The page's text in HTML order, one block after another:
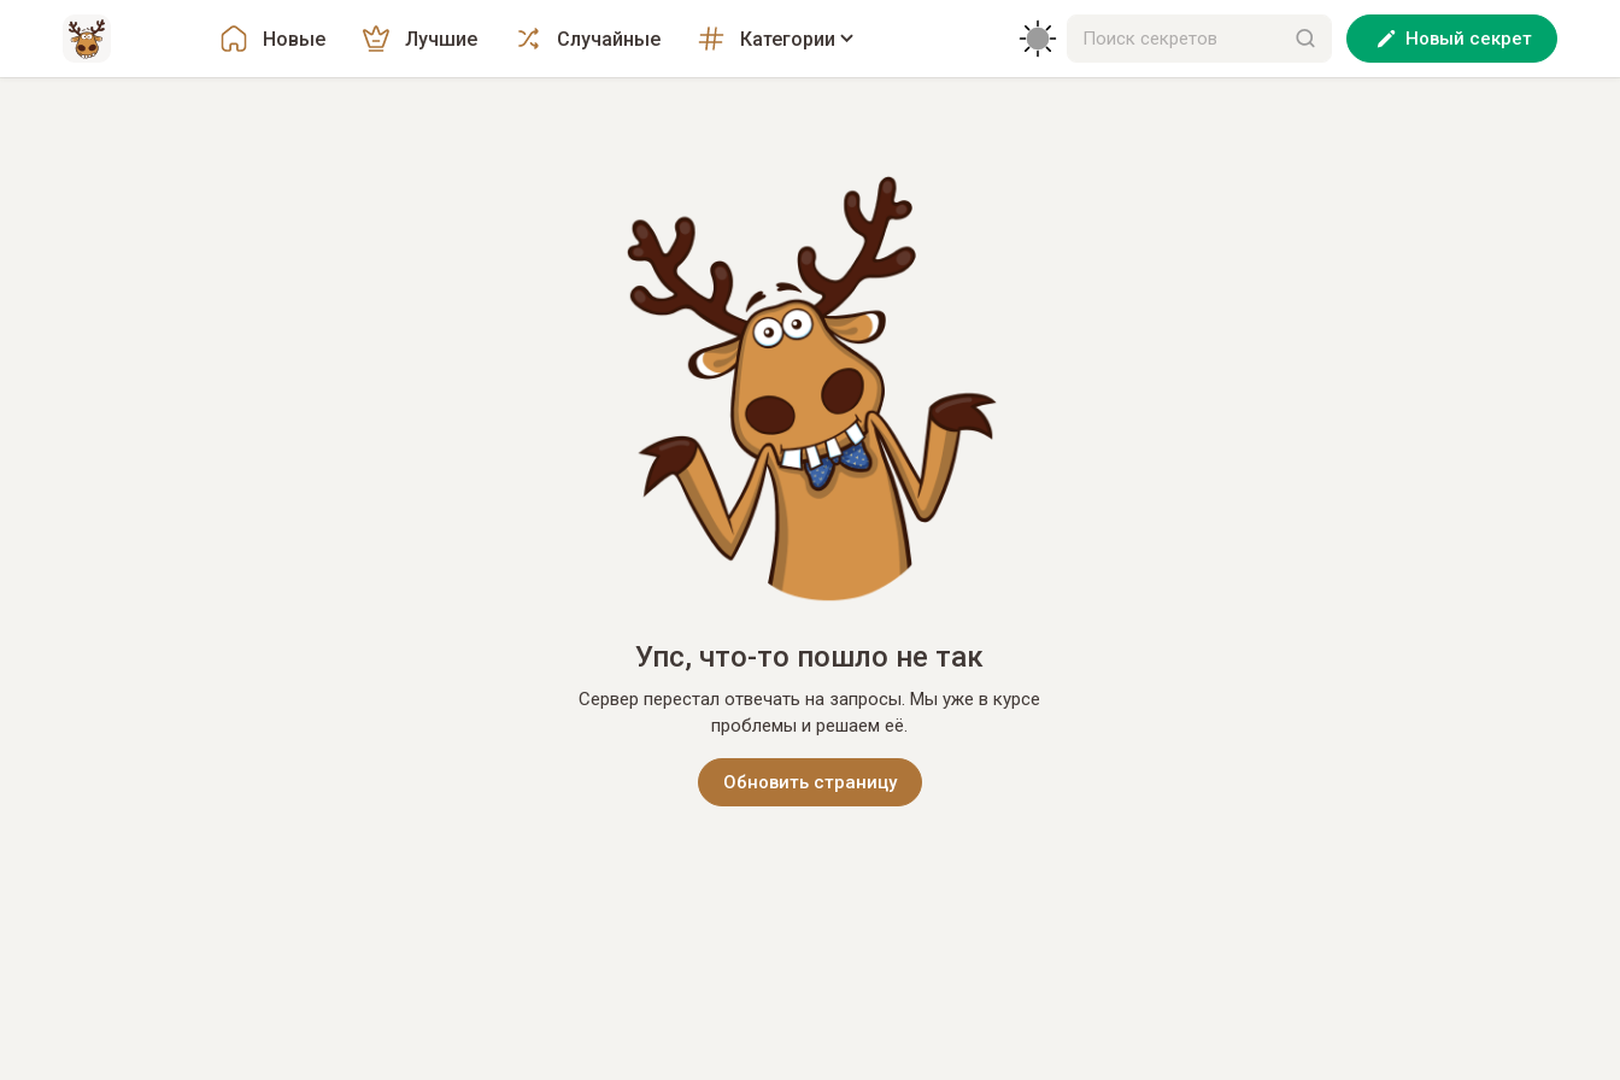
Новые Лучшие Случайные Категории Новый секрет
Упс, что-то пошло не так
Сервер перестал отвечать на запросы. Мы уже в курсе
проблемы и решаем её.
Обновить страницу